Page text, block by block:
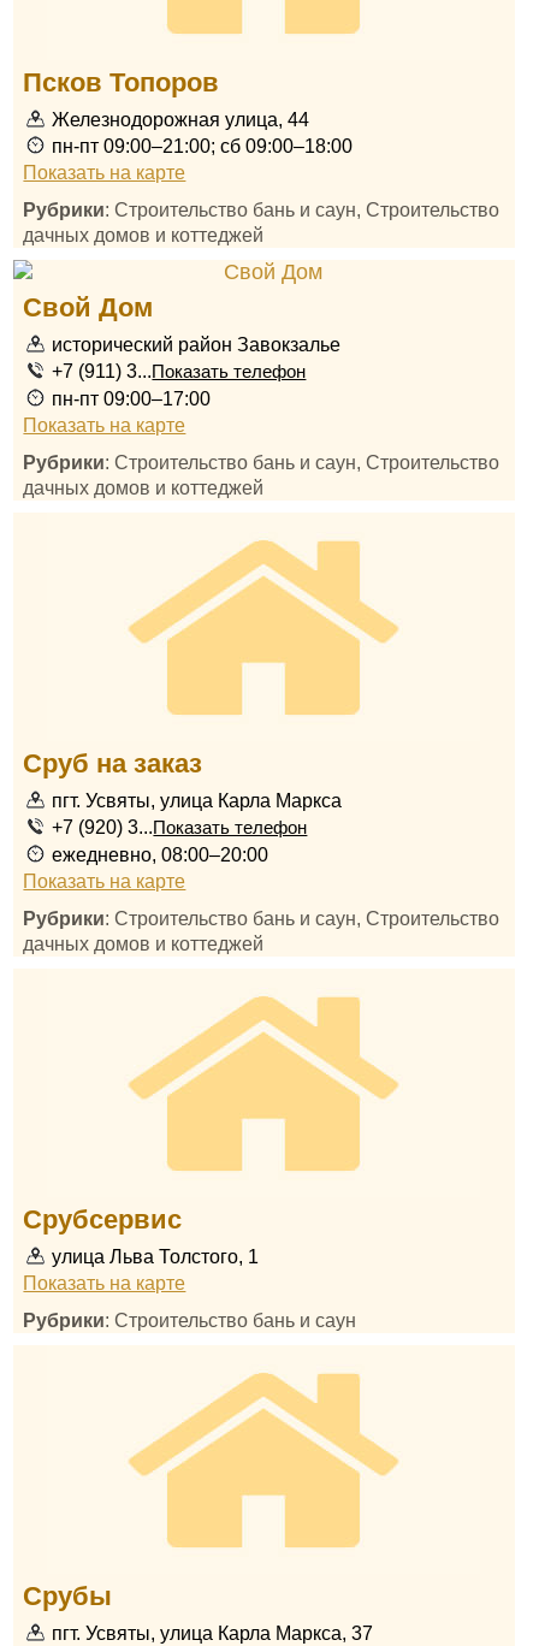
Псков Топоров
Железнодорожная улица, 44
пн-пт 09:00–21:00; сб 09:00–18:00
Показать на карте
Рубрики: Строительство бань и саун, Строительство
дачных домов и коттеджей
Свой Дом
исторический район Завокзалье
+7 (911) 3...Показать телефон
пн-пт 09:00–17:00
Показать на карте
Рубрики: Строительство бань и саун, Строительство
дачных домов и коттеджей
Сруб на заказ
пгт. Усвяты, улица Карла Маркса
+7 (920) 3...Показать телефон
ежедневно, 08:00–20:00
Показать на карте
Рубрики: Строительство бань и саун, Строительство
дачных домов и коттеджей
Срубсервис
улица Льва Толстого, 1
Показать на карте
Рубрики: Строительство бань и саун
Срубы
пгт. Усвяты, улица Карла Маркса, 37